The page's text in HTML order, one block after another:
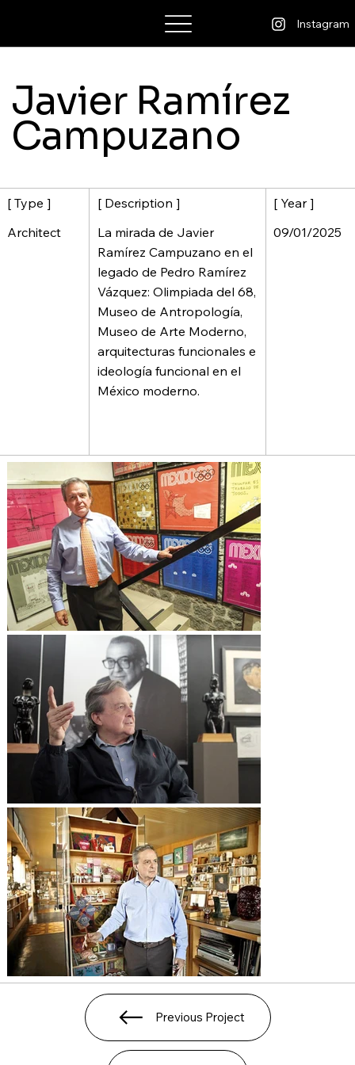
Instagram
[ Type ]
Architect
[ Description ]
La mirada de Javier
Ramírez Campuzano en el
legado de Pedro Ramírez
Vázquez: Olimpiada del 68,
Museo de Antropología,
Museo de Arte Moderno,
arquitecturas funcionales e
ideología funcional en el
México moderno.
[ Year ]
09/01/2025
Javier Ramírez
Campuzano
Previous Project